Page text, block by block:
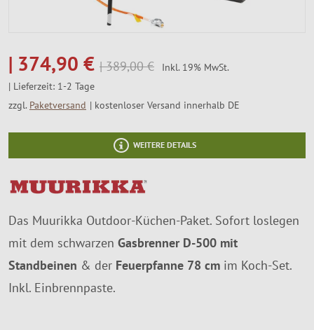
374,90 € 389,00 € Inkl. 19% MwSt.
Lieferzeit: 1-2 Tage
zzgl. Paketversand kostenloser Versand innerhalb DE
WEITERE DETAILS
Das Muurikka Outdoor-Küchen-Paket. Sofort loslegen
mit dem schwarzen Gasbrenner D-500 mit
Standbeinen & der Feuerpfanne 78 cm im Koch-Set.
Inkl. Einbrennpaste.